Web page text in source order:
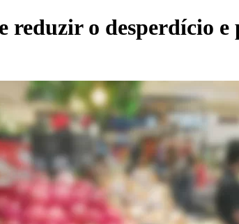
o desperdício e